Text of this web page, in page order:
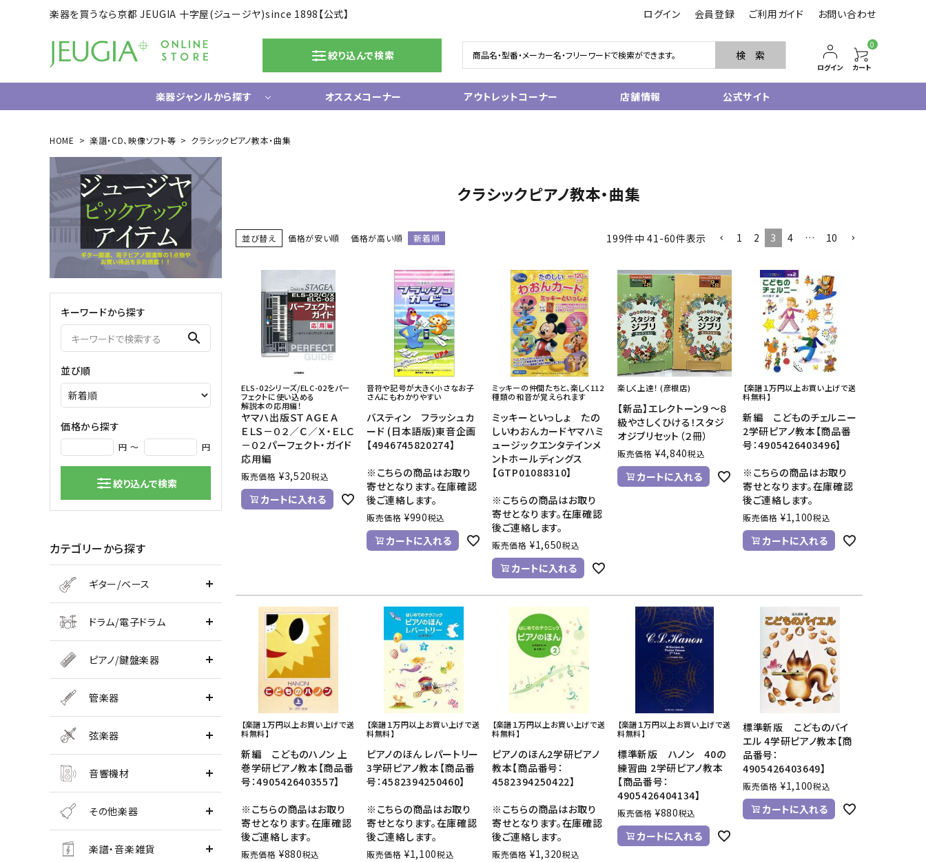
楽器を買うなら京都 JEUGIA 十字屋(ジュージヤ)since 1898【公式】 ログイン 会員登録 ご利用ガイド お問い合わせ
絞り込んで検索 検 索
ログイン
0
カート
楽器ジャンルから探す
ギター/ベース
エレキギター
エレキベース
アコースティックギター
中古ギター・アウトレットギター
ウクレレ
ギター関連小物
アンプ
エフェクター
ライフスタイルグッズ
中古ピアノ
その他金管
管楽器小物
弦楽器
クラシックギター
ハープ
弦楽器小物
音響機材
シンセサイザー
DAW ／ DTM
DJ
PA
マイク
その他楽器
その他楽器
ハーモニカ
鍵盤ハーモニカ
CD/楽譜・音楽雑貨
CD、映像ソフト等
楽譜
音楽雑貨
オススメコーナー アウトレットコーナー 店舗情報 公式サイト
HOME 楽譜・CD、映像ソフト等 クラシックピアノ教本・曲集
キーワードから探す
search
並び順
価格から探す
円 ～ 円
絞り込んで検索
カテゴリーから探す
ギター/ベース
ドラム/電子ドラム
ピアノ/鍵盤楽器
管楽器
弦楽器
音響機材
その他楽器
楽譜・音楽雑貨
クラシックピアノ教本・曲集
並び替え 価格が安い順 価格が高い順 新着順 199件中 41 -60件表示 1 2 3 4 … 10
ELS-02シリーズ/ELC-02をパー
フェクトに使い込める
解説本の応用編！
ヤマハ出版ＳＴＡＧＥＡ
ＥＬＳ－０２／Ｃ／Ｘ・ＥＬＣ
－０２パーフェクト・ガイド
応用編
販売価格 ¥3,520税込
カートに入れる
音符や記号が大きく小さなお子
さんにもわかりやすい
バスティン フラッシュカ
ード (日本語版)東音企画
【4946745820274】
※こちらの商品はお取り
寄せとなります。在庫確認
後ご連絡します。
販売価格 ¥990税込
カートに入れる
ミッキーの仲間たちと、楽しく112
種類の和音が覚えられます
ミッキーといっしょ たの
しいわおんカードヤマハミ
ュージックエンタテインメ
ントホールディングス
【GTP01088310】
※こちらの商品はお取り
寄せとなります。在庫確認
後ご連絡します。
販売価格 ¥1,650税込
カートに入れる
楽しく上達！ (彦根店)
【新品】エレクトーン９～８
級やさしくひける！スタジ
オジブリセット（２冊）
販売価格 ¥4,840税込
カートに入れる
【楽譜１万円以上お買い上げで送
料無料】
新編 こどものチェルニー
2学研ピアノ教本【商品番
号：4905426403496】
※こちらの商品はお取り
寄せとなります。在庫確認
後ご連絡します。
販売価格 ¥1,100税込
カートに入れる
【楽譜１万円以上お買い上げで送
料無料】
新編 こどものハノン 上
巻学研ピアノ教本【商品番
号：4905426403557】
※こちらの商品はお取り
寄せとなります。在庫確認
後ご連絡します。
販売価格 ¥880税込
【楽譜１万円以上お買い上げで送
料無料】
ピアノのほん レパートリー
3学研ピアノ教本【商品番
号：4582394250460】
※こちらの商品はお取り
寄せとなります。在庫確認
後ご連絡します。
販売価格 ¥1,100税込
【楽譜１万円以上お買い上げで送
料無料】
ピアノのほん2学研ピアノ
教本【商品番号：
4582394250422】
※こちらの商品はお取り
寄せとなります。在庫確認
後ご連絡します。
販売価格 ¥1,320税込
【楽譜１万円以上お買い上げで送
料無料】
標準新版 ハノン 40の
練習曲 2学研ピアノ教本
【商品番号：
4905426404134】
販売価格 ¥880税込
カートに入れる
標準新版 こどものバイ
エル 4学研ピアノ教本【商
品番号：
4905426403649】
販売価格 ¥1,100税込
カートに入れる